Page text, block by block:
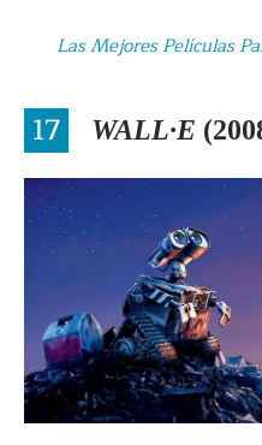
Las Mejores Películas
17 WALL·E